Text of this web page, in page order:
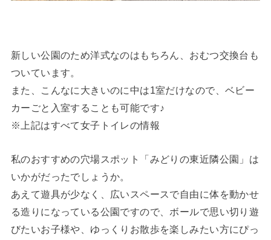
新しい公園のため洋式なのはもちろん、おむつ交換台も
ついています。
また、こんなに大きいのに中は1室だけなので、ベビー
カーごと入室することも可能です♪
※上記はすべて女子トイレの情報
私のおすすめの穴場スポット「みどりの東近隣公園」は
いかがだったでしょうか。
あえて遊具が少なく、広いスペースで自由に体を動かせ
る造りになっている公園ですので、ボールで思い切り遊
びたいお子様や、ゆっくりお散歩を楽しみたい方にぴっ